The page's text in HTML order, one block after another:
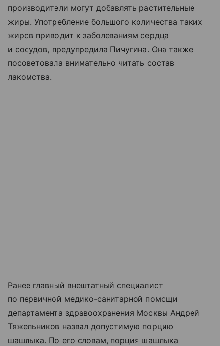
производители могут добавлять растительные
жиры. Употребление большого количества таких
жиров приводит к заболеваниям сердца
и сосудов, предупредила Пичугина. Она также
посоветовала внимательно читать состав
лакомства.
Ранее главный внештатный специалист
по первичной медико-санитарной помощи
департамента здравоохранения Москвы Андрей
Тяжельников назвал допустимую порцию
шашлыка. По его словам, порция шашлыка